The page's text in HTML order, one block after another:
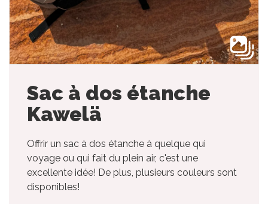
Sac à dos étanche
Kawelä
Offrir un sac à dos étanche à quelque qui
voyage ou qui fait du plein air, c'est une
excellente idée! De plus, plusieurs couleurs sont
disponibles!